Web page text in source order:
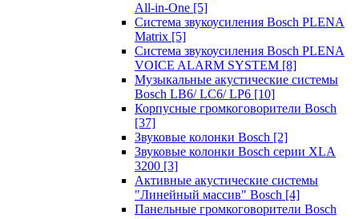
All-in-One [5]
Система звукоусиления Bosch PLENA
Matrix [5]
Система звукоусиления Bosch PLENA
VOICE ALARM SYSTEM [8]
Музыкальные акустические системы
Bosch LB6/ LC6/ LP6 [10]
Корпусные громкоговорители Bosch
[37]
Звуковые колонки Bosch [2]
Звуковые колонки Bosch серии XLA
3200 [3]
Активные акустические системы
"Линейный массив" Bosch [4]
Панельные громкоговорители Bosch